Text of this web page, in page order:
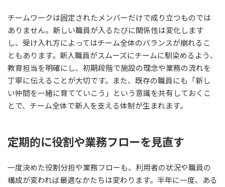
チームワークは固定されたメンバーだけで成り立つものでは
ありません。新しい職員が入るたびに関係性は変化します
し、受け入れ方によってはチーム全体のバランスが崩れるこ
ともあります。新人職員がスムーズにチームに馴染めるよう、
教育担当を明確にし、初期段階で施設の理念や業務の流れを
丁寧に伝えることが大切です。また、既存の職員にも「新し
い仲間を一緒に育てていこう」という意識を共有しておくこ
とで、チーム全体で新人を支える体制が生まれます。
定期的に役割や業務フローを見直す
一度決めた役割分担や業務フローも、利用者の状況や職員の
構成が変われば最適なかたちは変わります。半年に一度、ある